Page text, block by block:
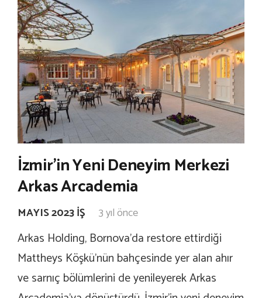
İzmir’in Yeni Deneyim Merkezi
Arkas Arcademia
MAYIS 2023 İŞ 3 yıl önce
Arkas Holding, Bornova’da restore ettirdiği
Mattheys Köşkü’nün bahçesinde yer alan ahır
ve sarnıç bölümlerini de yenileyerek Arkas